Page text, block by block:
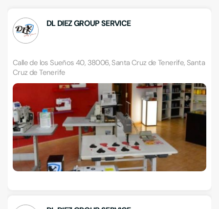
DL DIEZ GROUP SERVICE
Calle de los Sueños 40, 38006, Santa Cruz de Tenerife, Santa
Cruz de Tenerife